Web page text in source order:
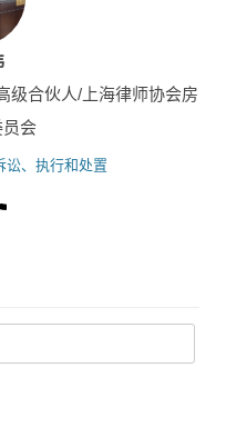
级合伙人/上海律师协会房
会
讼、执行和处置